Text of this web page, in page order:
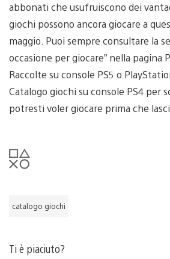
abbonati che usufruiscono dei
giochi possono ancora giocare a
maggio. Puoi sempre consultare la
occasione per giocare” nella pagina
Raccolte su console PS5 o
Catalogo giochi su console PS4 per
potresti voler giocare prima che
catalogo giochi
Ti è piaciuto?